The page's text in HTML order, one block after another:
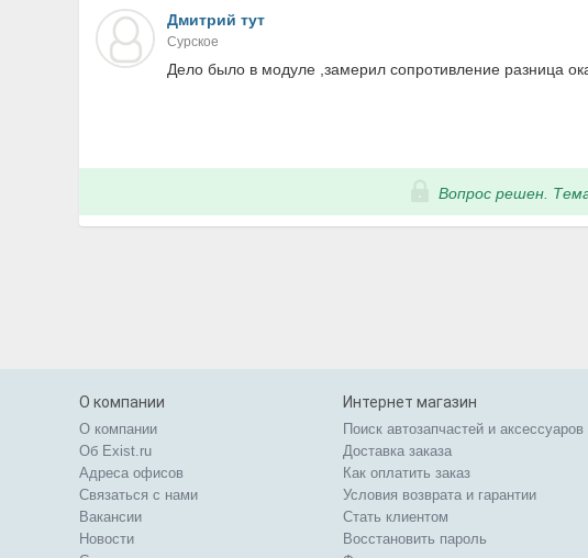
Дмитрий тут
Сурское
Дело было в модуле ,замерил сопротивление разница
Вопрос решен.
О компании
О компании
Об Exist.ru
Адреса офисов
Связаться с нами
Вакансии
Новости
Интернет магазин
Поиск автозапчастей и аксессуаров
Доставка заказа
Как оплатить заказ
Условия возврата и гарантии
Стать клиентом
Восстановить пароль